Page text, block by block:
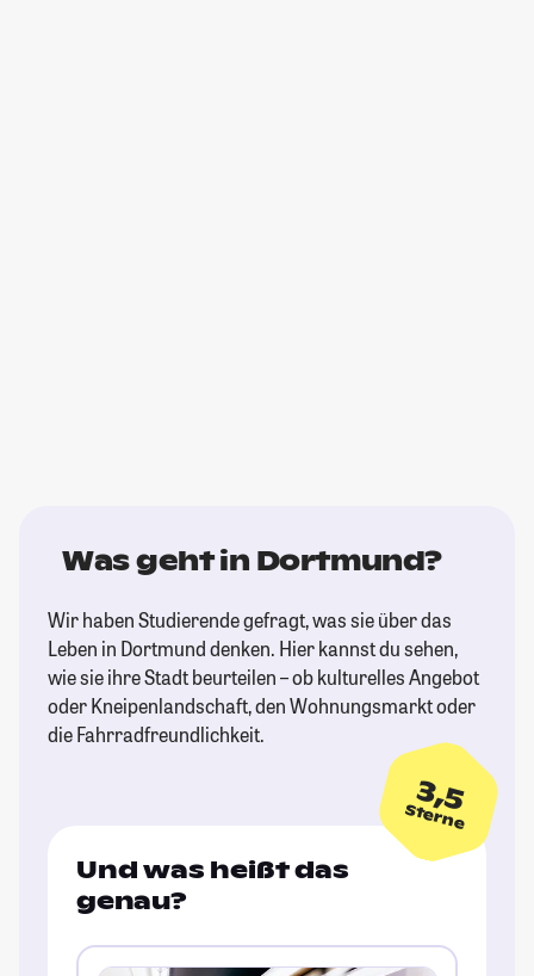
Was geht in Dortmund?
Wir haben Studierende gefragt, was sie über das
Leben in Dortmund denken. Hier kannst du sehen,
wie sie ihre Stadt beurteilen – ob kulturelles Angebot
oder Kneipenlandschaft, den Wohnungsmarkt oder
die Fahrradfreundlichkeit.
3,5
Sterne
Und was heißt das
genau?